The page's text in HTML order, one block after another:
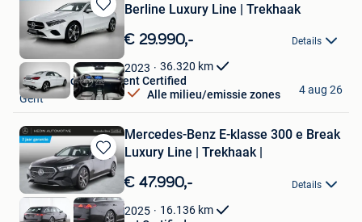
Bewaren
in
Mijn
Favorieten
Berline Luxury Line | Trekhaak
€ 29.990,- Details
2023 36.320 km
Alle milieu/emissie zones
Hedin Automotive Gent Certified
Gent
4 aug 26
Bewaren
in
Mijn
Favorieten
Mercedes-Benz E-klasse 300 e Break
Luxury Line | Trekhaak |
€ 47.990,- Details
2025 16.136 km